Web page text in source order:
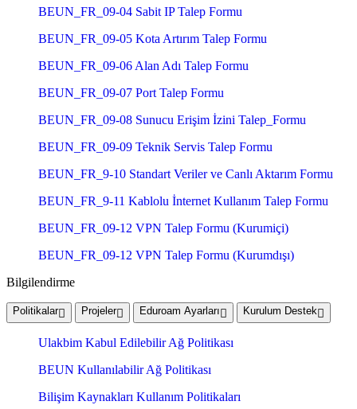
BEUN_FR_09-04 Sabit IP Talep Formu
BEUN_FR_09-05 Kota Artırım Talep Formu
BEUN_FR_09-06 Alan Adı Talep Formu
BEUN_FR_09-07 Port Talep Formu
BEUN_FR_09-08 Sunucu Erişim İzini Talep_Formu
BEUN_FR_09-09 Teknik Servis Talep Formu
BEUN_FR_9-10 Standart Veriler ve Canlı Aktarım Formu
BEUN_FR_9-11 Kablolu İnternet Kullanım Talep Formu
BEUN_FR_09-12 VPN Talep Formu (Kurumiçi)
BEUN_FR_09-12 VPN Talep Formu (Kurumdışı)
Bilgilendirme
Politikalar Projeler Eduroam Ayarları Kurulum Destek
Ulakbim Kabul Edilebilir Ağ Politikası
BEUN Kullanılabilir Ağ Politikası
Bilişim Kaynakları Kullanım Politikaları